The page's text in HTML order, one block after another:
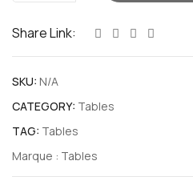
Table
de
Share Link:
SKU: N/A
CATEGORY: Tables
TAG: Tables
Marque : Tables